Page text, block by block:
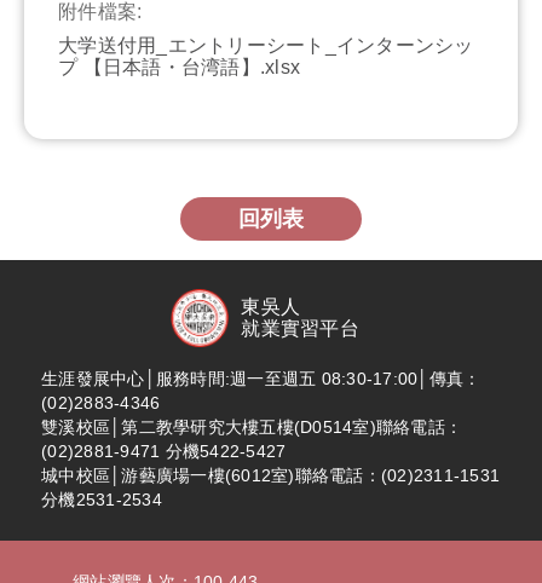
附件檔案:
大学送付用_エントリーシート_インターンシッ
プ 【日本語・台湾語】.xlsx
回列表
東吳人
就業實習平台
生涯發展中心│服務時間:週一至週五 08:30-17:00│傳真：
(02)2883-4346
雙溪校區│第二教學研究大樓五樓(D0514室)聯絡電話：
(02)2881-9471 分機5422-5427
城中校區│游藝廣場一樓(6012室)聯絡電話：(02)2311-1531
分機2531-2534